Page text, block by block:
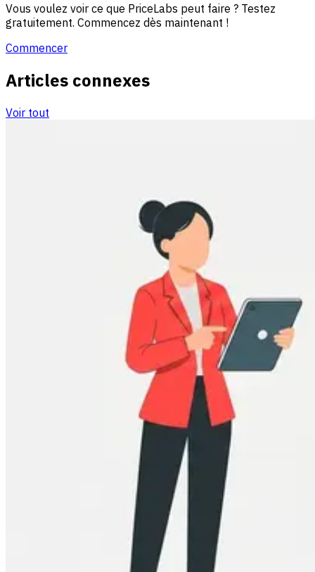
Vous voulez voir ce que PriceLabs peut faire ? Testez
gratuitement. Commencez dès maintenant !
Commencer
Articles connexes
Voir tout